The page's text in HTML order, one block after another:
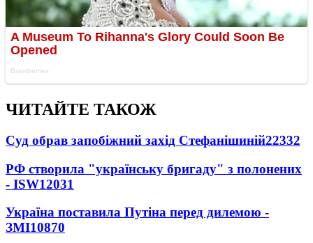
ЧИТАЙТЕ ТАКОЖ
Суд обрав запобіжний захід Стефанішиній22332
РФ створила "українську бригаду" з полонених
- ISW12031
Україна поставила Путіна перед дилемою -
ЗМІ10870